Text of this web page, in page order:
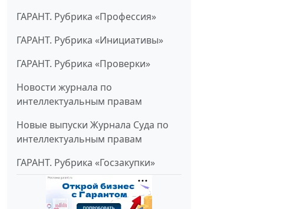
ГАРАНТ. Рубрика «Профессия»
ГАРАНТ. Рубрика «Инициативы»
ГАРАНТ. Рубрика «Проверки»
Новости журнала по
интеллектуальным правам
Новые выпуски Журнала Суда по
интеллектуальным правам
ГАРАНТ. Рубрика «Госзакупки»